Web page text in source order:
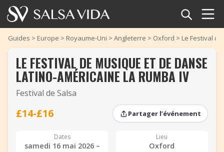
Accueil
Événements
Articles
Guides > Europe > Royaume-Uni > Angleterre > Oxford > Le Festival
‹ ›
‹ ›
LE FESTIVAL DE MUSIQUE ET DE DANSE
LATINO-AMÉRICAINE LA RUMBA IV
Festival de Salsa
£14-£16 Partager l’événement
Dates
samedi 16 mai 2026 –
Lieu
Oxford